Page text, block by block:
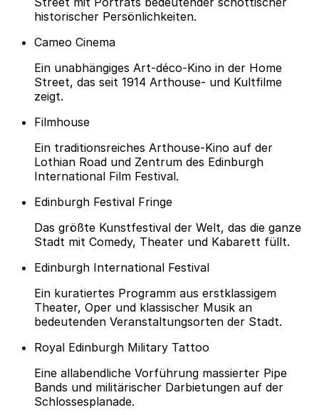
historischer Persönlichkeiten.
Cameo Cinema
Ein unabhängiges Art-déco-Kino in der Home
Street, das seit 1914 Arthouse- und Kultfilme
zeigt.
Filmhouse
Ein traditionsreiches Arthouse-Kino auf der
Lothian Road und Zentrum des Edinburgh
International Film Festival.
Edinburgh Festival Fringe
Das größte Kunstfestival der Welt, das die ganze
Stadt mit Comedy, Theater und Kabarett füllt.
Edinburgh International Festival
Ein kuratiertes Programm aus erstklassigem
Theater, Oper und klassischer Musik an
bedeutenden Veranstaltungsorten der Stadt.
Royal Edinburgh Military Tattoo
Eine allabendliche Vorführung massierter Pipe
Bands und militärischer Darbietungen auf der
Schlossesplanade.